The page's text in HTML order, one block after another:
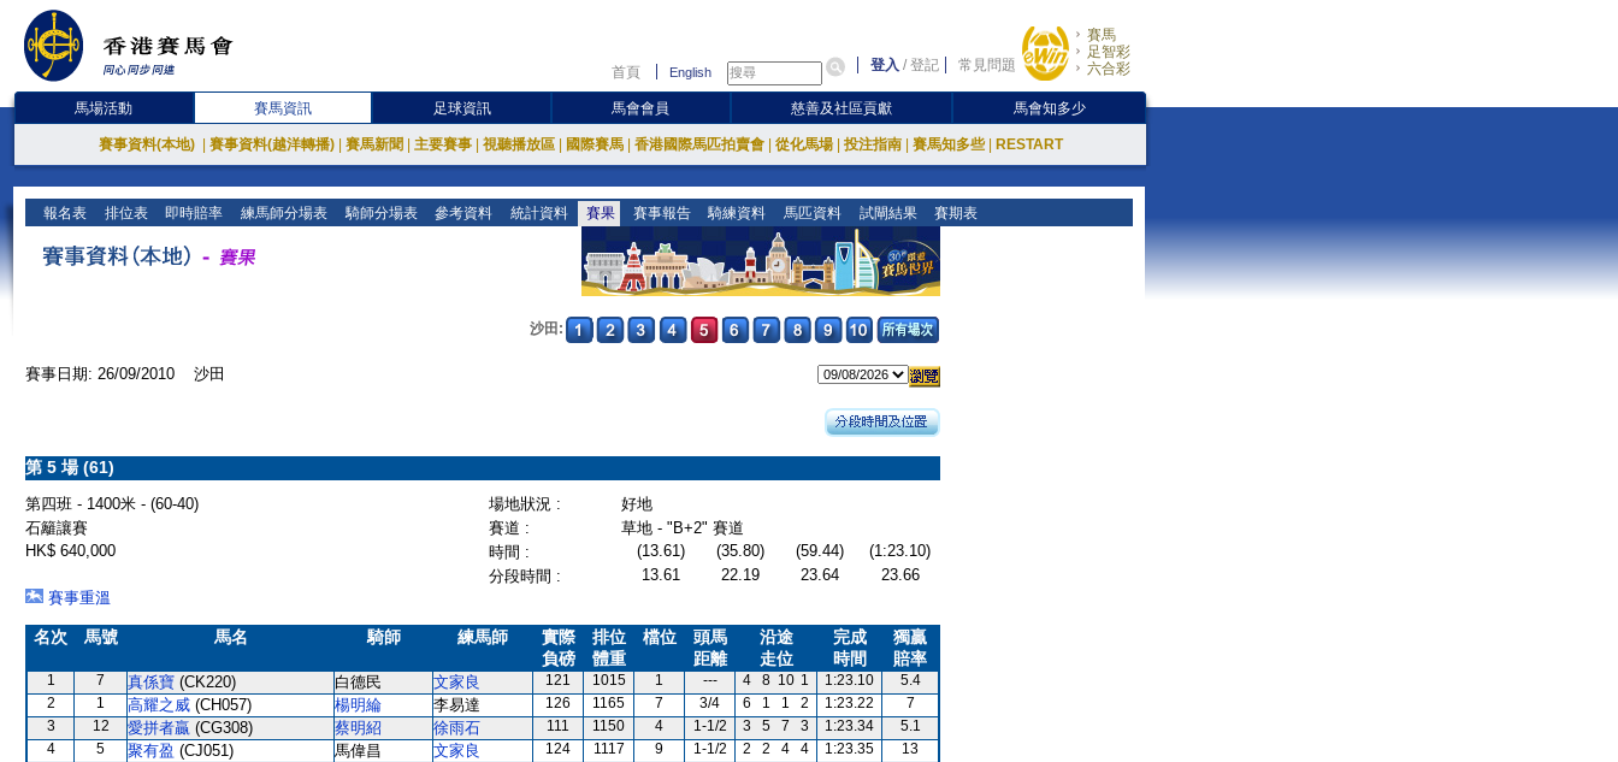
首頁 English 登入 /登記 常見問題
賽馬
足智彩
六合彩
馬場活動 賽馬資訊 足球資訊 馬會會員 慈善及社區貢獻 馬會知多少
賽事資料(本地) 賽事資料(越洋轉播) 賽馬新聞 主要賽事 視聽播放區 國際賽馬 香港國際馬匹拍賣會 從化馬場 投注指南 賽馬知多些 RESTART
報名表 排位表 即時賠率 練馬師分場表 騎師分場表 參考資料 統計資料 賽果 賽事報告 騎練資料 馬匹資料 試閘結果 賽期表
沙田:
賽事日期: 26/09/2010 沙田
第 5 場 (61)
第四班 - 1400米 - (60-40) 場地狀況 :
好地
石籬讓賽
賽道 :
草地 - "B+2" 賽道
HK$ 640,000
時間 : (13.61) (35.80) (59.44)
(1:23.10)
分段時間 :
13.61 22.19 23.64
23.66
賽事重溫
名次 馬號 馬名 騎師 練馬師
實際
負磅
排位
體重
檔位
頭馬
距離
沿途
走位
完成
時間
獨贏
賠率
1 7 真係寶 (CK220) 白德民 文家良 121 1015 1 --- 4 8 10 1 1:23.10
5.4
2
1 高耀之威 (CH057) 楊明綸 李易達 126 1165 7 3/4 6 1 1 2 1:23.22
7
3
12 愛拼者贏 (CG308) 蔡明紹 徐雨石 111 1150 4 1-1/2 3 5 7 3 1:23.34
5.1
4
5 聚有盈 (CJ051) 馬偉昌 文家良 124 1117 9 1-1/2 2 2 4 4 1:23.35
13